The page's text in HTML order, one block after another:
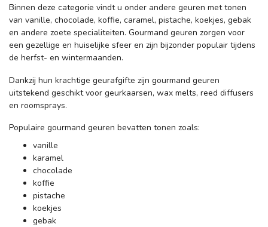
Binnen deze categorie vindt u onder andere geuren met tonen
van vanille, chocolade, koffie, caramel, pistache, koekjes, gebak
en andere zoete specialiteiten. Gourmand geuren zorgen voor
een gezellige en huiselijke sfeer en zijn bijzonder populair tijdens
de herfst- en wintermaanden.
Dankzij hun krachtige geurafgifte zijn gourmand geuren
uitstekend geschikt voor geurkaarsen, wax melts, reed diffusers
en roomsprays.
Populaire gourmand geuren bevatten tonen zoals:
vanille
karamel
chocolade
koffie
pistache
koekjes
gebak